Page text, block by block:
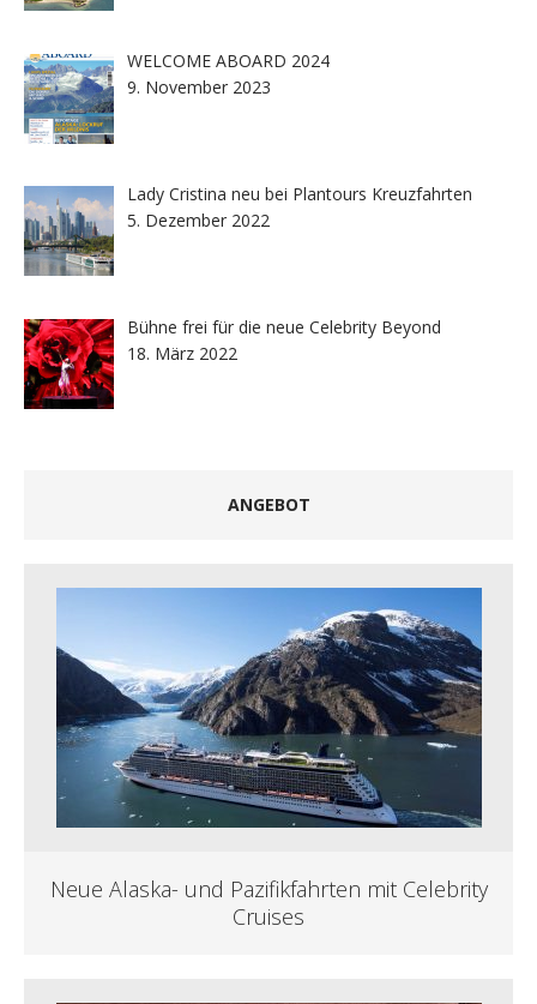
WELCOME ABOARD 2024
9. November 2023
Lady Cristina neu bei Plantours Kreuzfahrten
5. Dezember 2022
Bühne frei für die neue Celebrity Beyond
18. März 2022
ANGEBOT
Neue Alaska- und Pazifikfahrten mit Celebrity
Cruises